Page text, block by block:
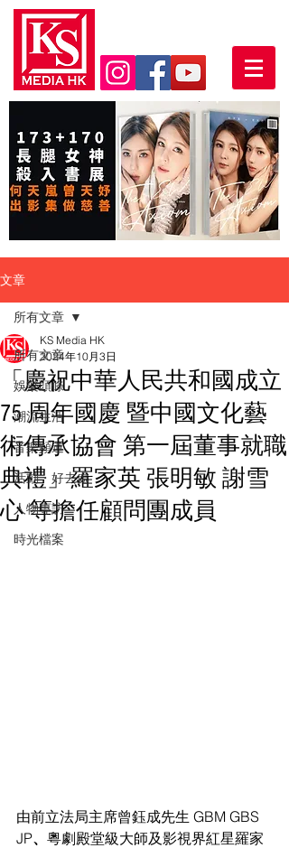
文章
所有文章
娛樂頭條
潮流生活
音樂頻道
活動・好去處
人物專訪
時光檔案
所有文章
「慶祝中華人民共和國成立
75 周年國慶 暨中國文化藝
術傳承協會 第一屆董事就職
典禮」羅家英 張明敏 謝雪
心 等擔任顧問團成員
KS Media HK
2024年10月3日
由前立法局主席曾鈺成先生 GBM GBS
JP、 粵劇殿堂級大師及影視界紅星羅家